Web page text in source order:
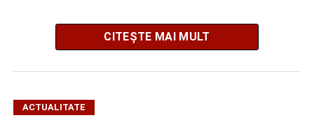
CITEȘTE MAI MULT
ACTUALITATE